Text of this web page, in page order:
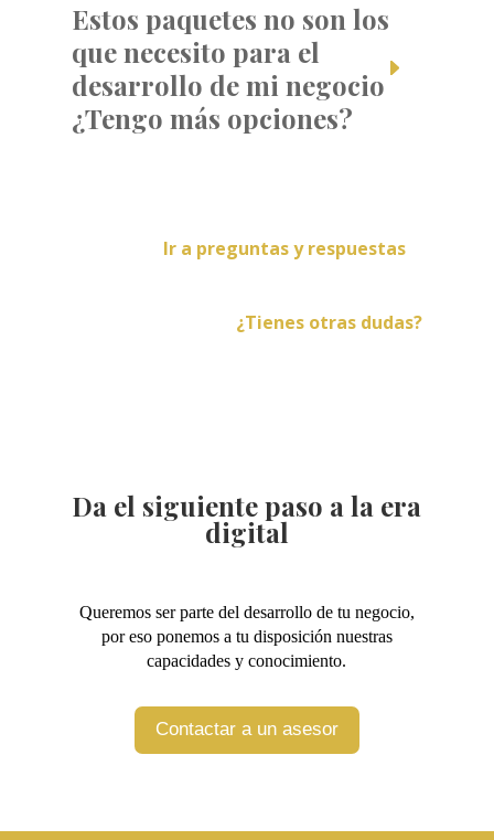
Estos paquetes no son los
que necesito para el
desarrollo de mi negocio
¿Tengo más opciones?
Ir a preguntas y respuestas
¿Tienes otras dudas?
Da el siguiente paso a la era
digital
Queremos ser parte del desarrollo de tu negocio,
por eso ponemos a tu disposición nuestras
capacidades y conocimiento.
Contactar a un asesor